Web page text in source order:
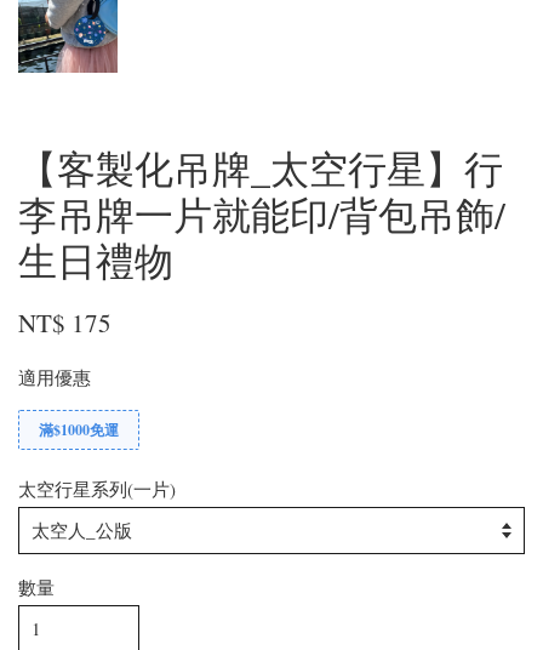
【客製化吊牌_太空行星】行
李吊牌一片就能印/背包吊飾/
生日禮物
NT$ 175
適用優惠
滿$1000免運
太空行星系列(一片)
數量